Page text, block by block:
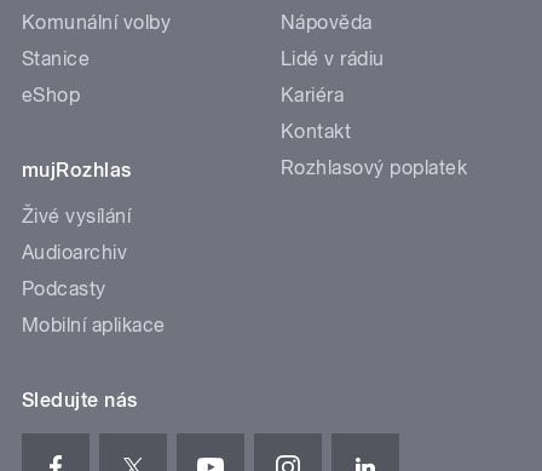
Komunální volby
Stanice
eShop
mujRozhlas
Živé vysílání
Audioarchiv
Podcasty
Mobilní aplikace
Nápověda
Lidé v rádiu
Kariéra
Kontakt
Rozhlasový poplatek
Sledujte nás